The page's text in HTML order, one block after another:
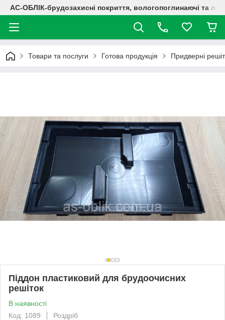
АС-ОБЛІК-брудозахисні покриття, вологопоглинаючі та
Товари та послуги Готова продукція Придверні
Піддон пластиковий для брудоочисних
решіток
В наявності
Код: 1089
Роздріб